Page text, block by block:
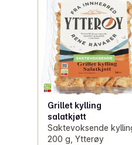
Grillet kylling
salatkjøtt
Saktevoksende
200 g, Ytterøy